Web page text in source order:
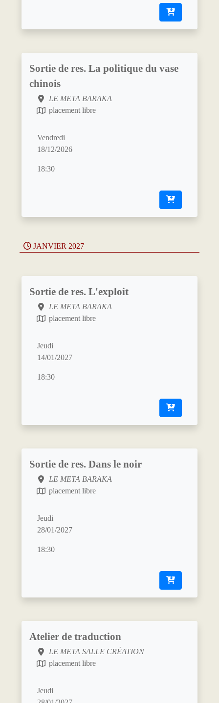
Sortie de res. La politique du vase
chinois
LE META BARAKA
placement libre
Vendredi
18/12/2026
18:30
JANVIER 2027
Sortie de res. L'exploit
LE META BARAKA
placement libre
Jeudi
14/01/2027
18:30
Sortie de res. Dans le noir
LE META BARAKA
placement libre
Jeudi
28/01/2027
18:30
Atelier de traduction
LE META SALLE CRÉATION
placement libre
Jeudi